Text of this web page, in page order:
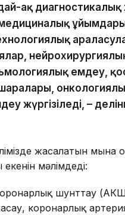
ақ диагностикалық
медициналық
емдеу,
жүргізіледі, –
жасалатын мына
мәлімдеді:
шунттау
коронарлық